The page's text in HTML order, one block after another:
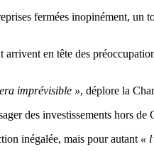
fermées inopinément,
arrivent en tête des
imprévisible », déplore la
des investissements hors
inégalée, mais pour autant «